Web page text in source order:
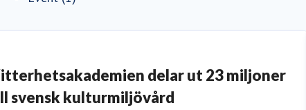
delar ut 23 miljoner
svensk kulturmiljövård